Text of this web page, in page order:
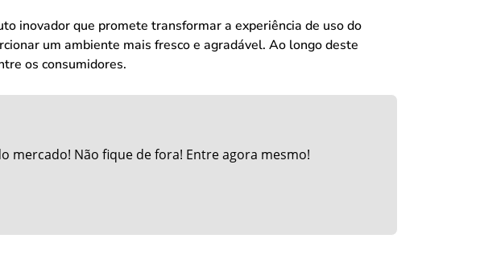
inovador que promete transformar a experiência de uso do
um ambiente mais fresco e agradável. Ao longo deste
os consumidores.
mercado! Não fique de fora! Entre agora mesmo!